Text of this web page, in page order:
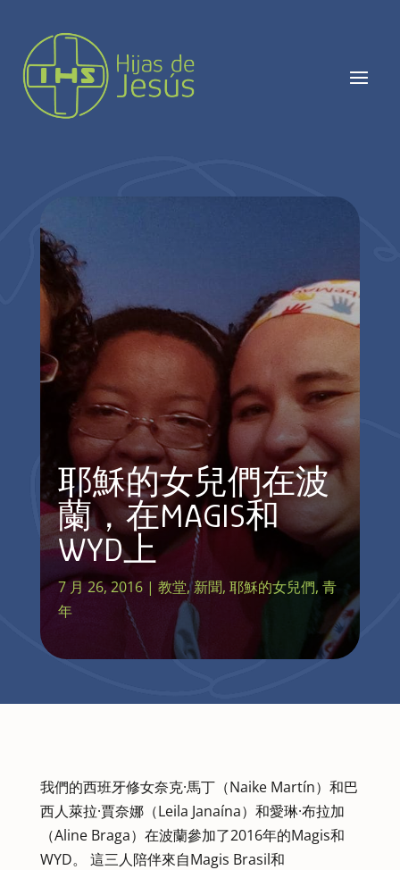
耶穌的女兒們在波
蘭，在MAGIS和
WYD上
7 月 26, 2016| 教堂,新聞, 耶穌的女兒們, 青
年
我們的西班牙修女奈克·馬丁（Naike Martín）和巴
西人萊拉·賈奈娜（Leila Janaína）和愛琳·布拉加
（Aline Braga）在波蘭參加了2016年的Magis和
WYD。 這三人陪伴來自Magis Brasil和